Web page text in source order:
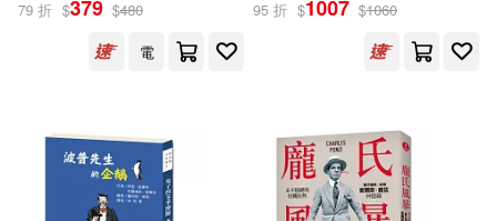
楊文彬（主編）(118)
薛金星(117) 彌勒皇佛(112)
弥生みづき(106) 張泉(104)
北京理工大學出版社(1722)
商務印書館(1702)
免費電子書(165)
其他 (可複選)
現在可購買商品(57336)
79 折 $379 $480
電
95 折 $1007 $1060